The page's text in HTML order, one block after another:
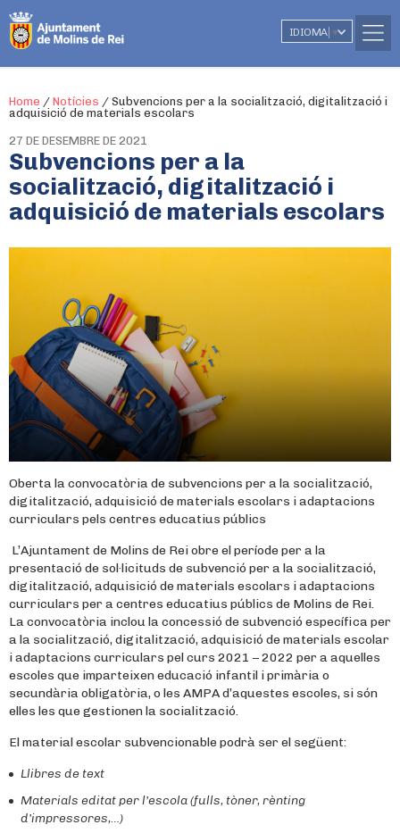
IDIOMA ▼
Home / Notícies / Subvencions per a la socialització, digitalització i
adquisició de materials escolars
27 DE DESEMBRE DE 2021
Subvencions per a la
socialització, digitalització i
adquisició de materials escolars
Oberta la convocatòria de subvencions per a la socialització,
digitalització, adquisició de materials escolars i adaptacions
curriculars pels centres educatius públics
L’Ajuntament de Molins de Rei obre el període per a la
presentació de sol·licituds de subvenció per a la socialització,
digitalització, adquisició de materials escolars i adaptacions
curriculars per a centres educatius públics de Molins de Rei.
La convocatòria inclou la concessió de subvenció específica per
a la socialització, digitalització, adquisició de materials escolar
i adaptacions curriculars pel curs 2021 – 2022 per a aquelles
escoles que imparteixen educació infantil i primària o
secundària obligatòria, o les AMPA d’aquestes escoles, si són
elles les que gestionen la socialització.
El material escolar subvencionable podrà ser el següent:
Llibres de text
Materials editat per l’escola (fulls, tòner, rènting
d’impressores,…)